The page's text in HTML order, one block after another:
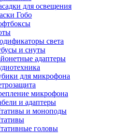
для освещения
Гобо
света
и снуты
адаптеры
для микрофона
микрофона
и адаптеры
и моноподы
головы